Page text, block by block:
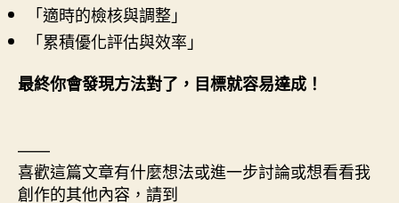
「適時的檢核與調整」
「累積優化評估與效率」
最終你會發現方法對了，目標就容易達成！
——
喜歡這篇文章有什麼想法或進一步討論或想看看我
創作的其他內容，請到